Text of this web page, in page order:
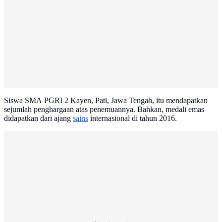
Siswa SMA PGRI 2 Kayen, Pati, Jawa Tengah, itu mendapatkan
sejumlah penghargaan atas penemuannya. Bahkan, medali emas
didapatkan dari ajang sains internasional di tahun 2016.